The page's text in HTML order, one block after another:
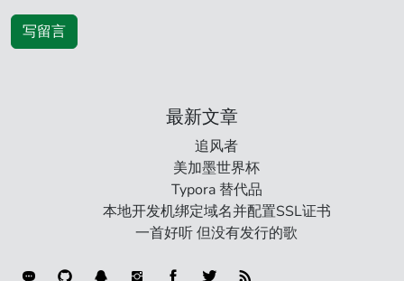
写留言
最新文章
追风者
美加墨世界杯
Typora 替代品
本地开发机绑定域名并配置SSL证书
一首好听 但没有发行的歌